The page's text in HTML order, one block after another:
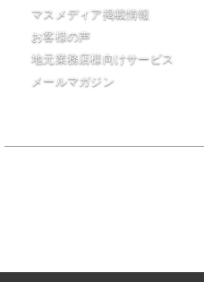
マスメディア掲載情報
お客様の声
地元業務店様向けサービス
メールマガジン